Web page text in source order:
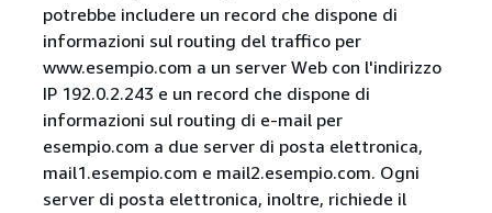
potrebbe includere un record che dispone di
informazioni sul routing del traffico per
www.esempio.com a un server Web con l'indirizzo
IP 192.0.2.243 e un record che dispone di
informazioni sul routing di e-mail per
esempio.com a due server di posta elettronica,
mail1.esempio.com e mail2.esempio.com. Ogni
server di posta elettronica, inoltre, richiede il